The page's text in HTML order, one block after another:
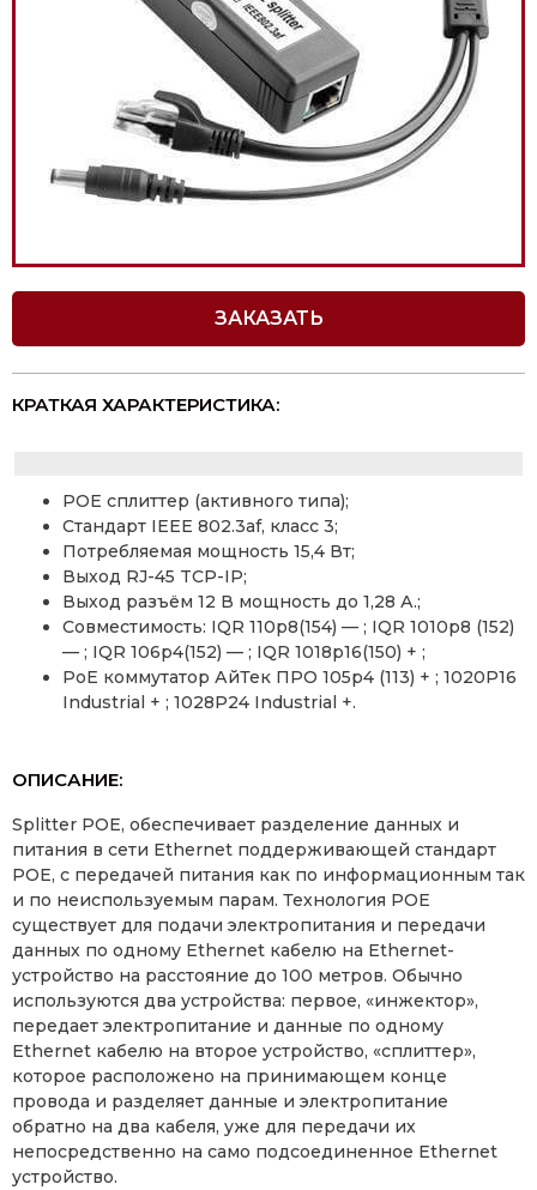
ЗАКАЗАТЬ
КРАТКАЯ ХАРАКТЕРИСТИКА:
POE сплиттер (активного типа);
Стандарт IEEE 802.3af, класс 3;
Потребляемая мощность 15,4 Вт;
Выход RJ-45 TCP-IP;
Выход разъём 12 В мощность до 1,28 А.;
Совместимость: IQR 110p8(154) — ; IQR 1010p8 (152)
— ; IQR 106p4(152) — ; IQR 1018p16(150) + ;
PoE коммутатор АйТек ПРО 105p4 (113) + ; 1020P16
Industrial + ; 1028P24 Industrial +.
ОПИСАНИЕ:
Splitter POE, обеспечивает разделение данных и
питания в сети Ethernet поддерживающей стандарт
POE, с передачей питания как по информационным так
и по неиспользуемым парам. Технология РОЕ
существует для подачи электропитания и передачи
данных по одному Ethernet кабелю на Ethernet-
устройство на расстояние до 100 метров. Обычно
используются два устройства: первое, «инжектор»,
передает электропитание и данные по одному
Ethernet кабелю на второе устройство, «сплиттер»,
которое расположено на принимающем конце
провода и разделяет данные и электропитание
обратно на два кабеля, уже для передачи их
непосредственно на само подсоединенное Ethernet
устройство.